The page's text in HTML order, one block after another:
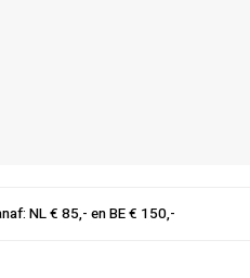
NL € 85,- en BE € 150,-